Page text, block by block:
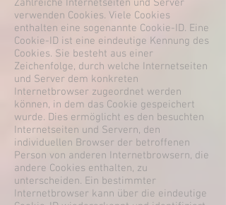
Zahlreiche Internetseiten und Server
verwenden Cookies. Viele Cookies
enthalten eine sogenannte Cookie-ID. Eine
Cookie-ID ist eine eindeutige Kennung des
Cookies. Sie besteht aus einer
Zeichenfolge, durch welche Internetseiten
und Server dem konkreten
Internetbrowser zugeordnet werden
können, in dem das Cookie gespeichert
wurde. Dies ermöglicht es den besuchten
Internetseiten und Servern, den
individuellen Browser der betroffenen
Person von anderen Internetbrowsern, die
andere Cookies enthalten, zu
unterscheiden. Ein bestimmter
Internetbrowser kann über die eindeutige